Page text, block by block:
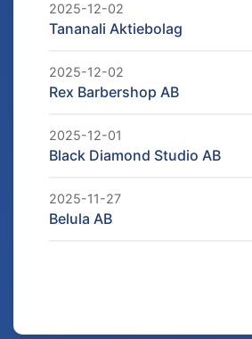
2025-12-02
Tananali Aktiebolag
2025-12-02
Rex Barbershop AB
2025-12-01
Black Diamond Studio AB
2025-11-27
Belula AB